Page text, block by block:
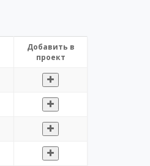
Добавить в
проект